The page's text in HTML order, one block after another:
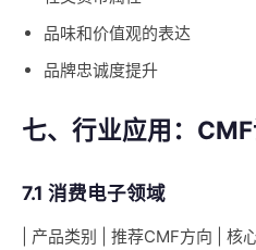
品味和价值观的表达
品牌忠诚度提升
七、行业应用：
7.1 消费电子领域
| 产品类别 | 推荐CMF方向 | 核